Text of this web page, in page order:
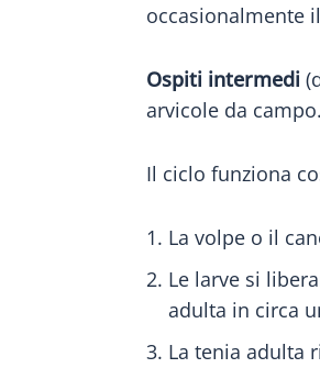
occasionalmente
Ospiti intermedi
arvicole da campo.
Il ciclo funziona
La volpe o il
Le larve si
adulta in circa
La tenia adulta